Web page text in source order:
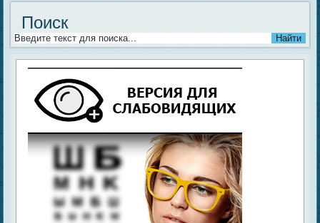
Поиск